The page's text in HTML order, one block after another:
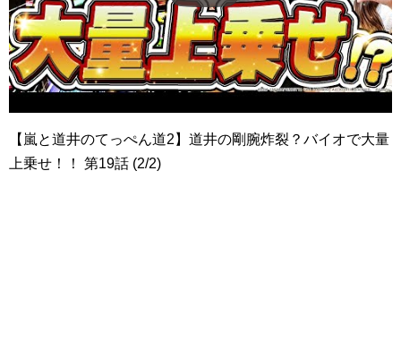
【嵐と道井のてっぺん道2】道井の剛腕炸裂？バイオで大量
上乗せ！！ 第19話 (2/2)